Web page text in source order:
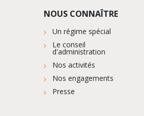
NOUS CONNAÎTRE
Un régime spécial
Le conseil
d'administration
Nos activités
Nos engagements
Presse